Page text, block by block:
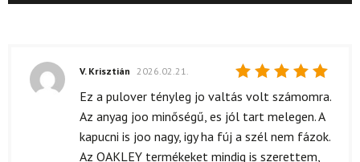
Értékelés:
V. Krisztián 2026.02.21.
Ez a pulover tényleg jo valtás volt számomra.
Az anyag joo minőségű, es jól tart melegen. A
kapucni is joo nagy, igy ha fúj a szél nem fázok.
Az OAKLEY termékeket mindig is szerettem,